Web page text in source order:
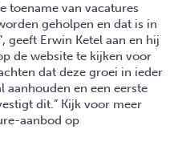
toename van vacatures
geholpen en dat is in
geeft Erwin Ketel aan en hij
de website te kijken voor
dat deze groei in ieder
aanhouden en een eerste
dit.” Kijk voor meer
aanbod op